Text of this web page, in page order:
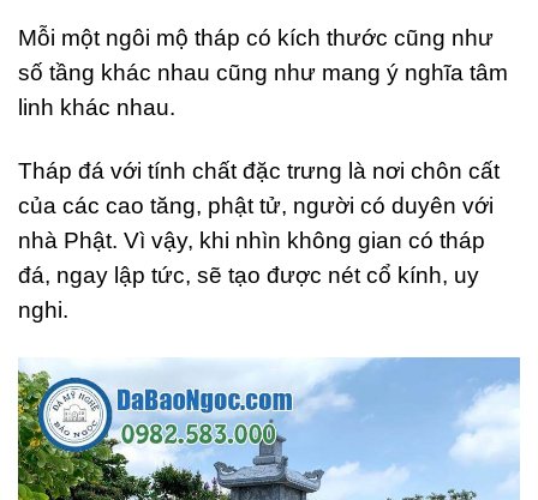
Mỗi một ngôi mộ tháp có kích thước cũng như
số tầng khác nhau cũng như mang ý nghĩa tâm
linh khác nhau.
Tháp đá với tính chất đặc trưng là nơi chôn cất
của các cao tăng, phật tử, người có duyên với
nhà Phật. Vì vậy, khi nhìn không gian có tháp
đá, ngay lập tức, sẽ tạo được nét cổ kính, uy
nghi.